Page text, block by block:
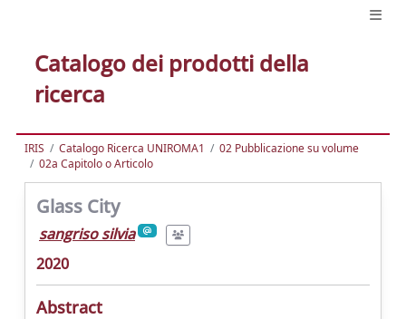
Catalogo dei prodotti della
ricerca
IRIS Catalogo Ricerca UNIROMA1
02 Pubblicazione su volume
02a Capitolo o Articolo
Glass City
sangriso silvia
2020
Abstract